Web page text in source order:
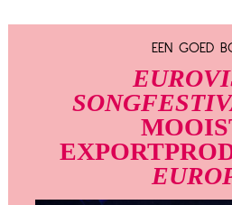
EEN GOED